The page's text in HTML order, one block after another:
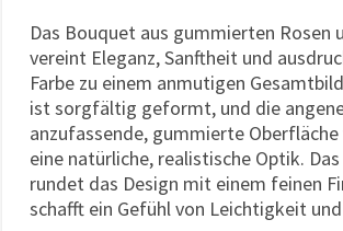
Cookie-
Einstellungen
Das Bouquet aus gummierten Rosen
vereint Eleganz, Sanftheit und
Farbe zu einem anmutigen
ist sorgfältig geformt, und die
anzufassende, gummierte
eine natürliche, realistische Optik.
rundet das Design mit einem feinen
schafft ein Gefühl von Leichtigkeit